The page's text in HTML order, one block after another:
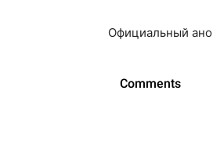
Официальный